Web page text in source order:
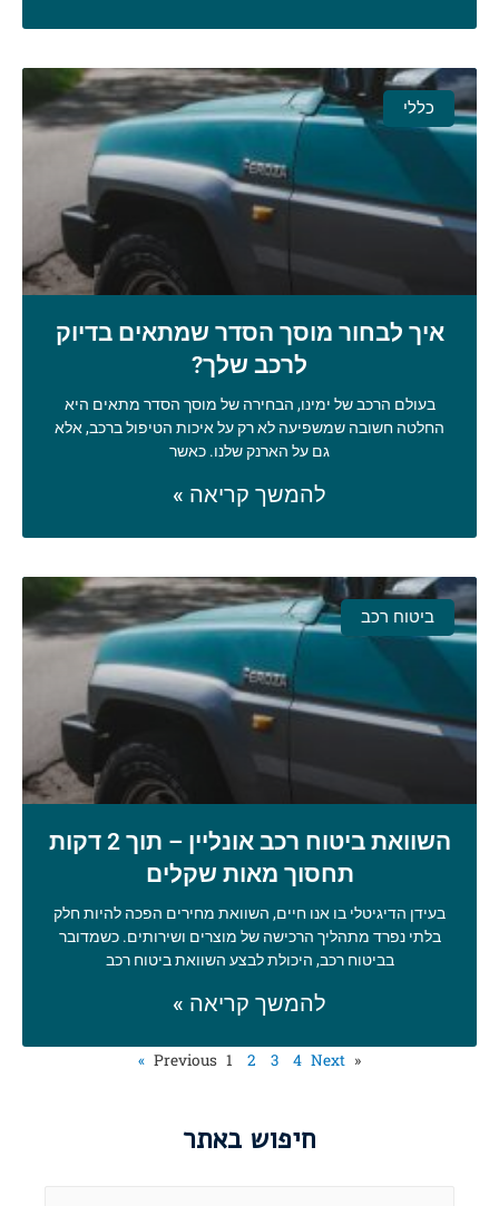
כללי
איך לבחור מוסך הסדר שמתאים בדיוק
לרכב שלך?
בעולם הרכב של ימינו, הבחירה של מוסך הסדר מתאים היא
החלטה חשובה שמשפיעה לא רק על איכות הטיפול ברכב, אלא
גם על הארנק שלנו. כאשר
להמשך קריאה »
ביטוח רכב
השוואת ביטוח רכב אונליין – תוך 2 דקות
תחסוך מאות שקלים
בעידן הדיגיטלי בו אנו חיים, השוואת מחירים הפכה להיות חלק
בלתי נפרד מתהליך הרכישה של מוצרים ושירותים. כשמדובר
בביטוח רכב, היכולת לבצע השוואת ביטוח רכב
להמשך קריאה »
« Previous
1 2 3 4 Next »
חיפוש באתר